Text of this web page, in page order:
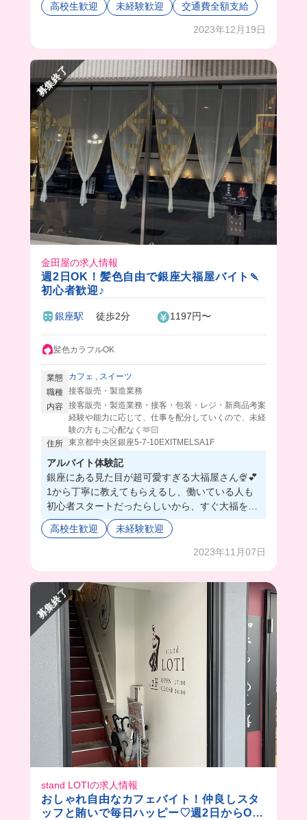
高校生歓迎 未経験歓迎 交通費全額支給
2023年12月19日
募集終了
金田屋の求人情報
週2日OK！髪色自由で銀座大福屋バイト🍡
初心者歓迎♪
銀座駅 徒歩2分 1197円〜
髪色カラフルOK
業態 カフェ , スイーツ
職種 接客販売・製造業務
内容 接客販売・製造業務・接客・包装・レジ・新商品考案
経験や能力に応じて、仕事を配分していくので、未経
験の方もご心配なく🫶🏻
住所 東京都中央区銀座5-7-10EXITMELSA1F
アルバイト体験記
銀座にある見た目が超可愛すぎる大福屋さん🍨💕
1から丁寧に教えてもらえるし、働いている人も
初心者スタートだったらしいから、すぐ大福を作
れるようになっちゃう！！🙆🏻‍♀️しかも自分でメニ
ューを考案できちゃう👀自由度も高いから働きや
高校生歓迎 未経験歓迎
2023年11月07日
募集終了
stand LOTIの求人情報
おしゃれ自由なカフェバイト！仲良しスタ
ッフと賄いで毎日ハッピー♡週2日からOK